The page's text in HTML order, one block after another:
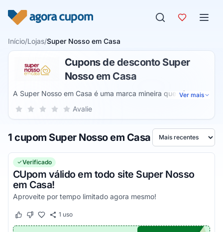
Início/Lojas/Super Nosso em Casa
Cupons de desconto Super
Nosso em Casa
A Super Nosso em Casa é uma marca mineira que oferece
um sistema inovador e seguro para que possa fazer as
supermercado de verdade com a vantagem de não precisar
se locomover e receber tudo no conforto de sua casa.
Ver mais
Sua nota para Super Nosso em Casa, de 1 a 5 estrelas
5 estrelas
4 estrelas
3 estrelas
2 estrelas
1 estrela Avalie
1 cupom Super Nosso em Casa Ordenar por
Verificado
CUpom válido em todo site Super Nosso
em Casa!
Aproveite por tempo limitado agora mesmo!
Este cupom funcionou
Este cupom não funcionou
1 uso